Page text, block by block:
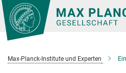
Hauptinhalt
Max-Planck-Institute und Experten Eine